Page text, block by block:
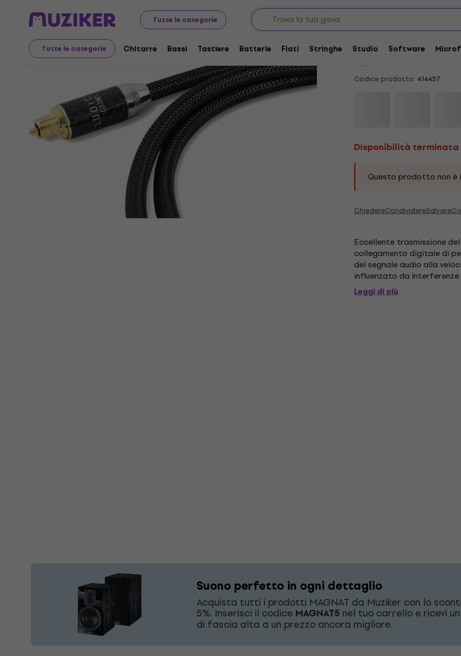
Tutte le categorie
Tutte le categorie Chitarre Bassi Tastiere Batterie Fiati Stringhe Studio Software
Audio Video Tech Hi-Fi Hi-Fi Cables Cavi ottici hi-fi
Disponibilità terminata
Disponibilità terminata
Ludic Aesir Optilink
Codice prodotto: 414457
Disponibilità terminata
Questo prodotto non
ChiedereCondividereSalvare
Eccellente trasmissione
collegamento digitale di
del segnale audio alla
influenzato da
o distorsione del suono (per...
Leggi di più
Suono perfetto in ogni dettaglio
Acquista tutti i prodotti MAGNAT da Muziker con lo
5%. Inserisci il codice MAGNAT5 nel tuo carrello e ricevi
di fascia alta a un prezzo ancora migliore.